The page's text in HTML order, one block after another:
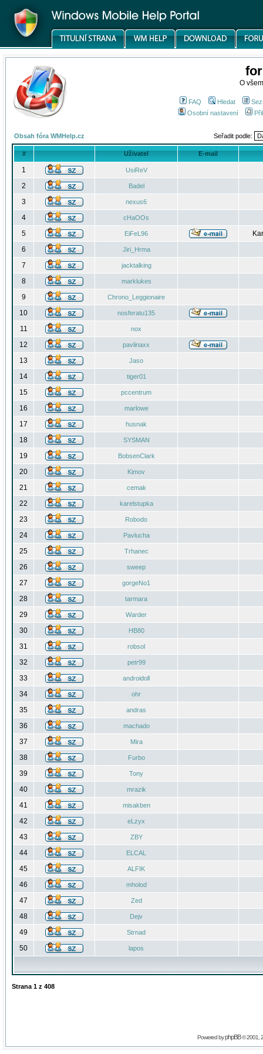
O
FAQ Hledat
Osobní nastavení
Obsah fóra WMHelp.cz Seřadit podle:
# Uživatel E-mail
1 UsiReV
2 Badel
3 nexus6
4 cHaOOs
5 EiFeL96
6
Jiri_Hrma
7 jacktalking
8 marklukes
9 Chrono_Leggionaire
10 nosferatu135
11 nox
12 pavlinaxx
13 Jaso
14 tiger01
15 pccentrum
16 marlowe
17 husnak
18 SYSMAN
19 BobsenClark
20 Kimov
21 cemak
22 karelstupka
23 Robodo
24 Pavlucha
25 Trhanec
26 sweep
27 gorgeNo1
28 tarmara
29 Warder
30 HB80
31 robsol
32 petr99
33 androidoll
34 ohr
35 andras
36 machado
37 Mira
38 Furbo
39 Tony
40 mrazik
41 misakben
42 eLzyx
43 ZBY
44 ELCAL
45 ALFIK
46 mholod
47 Zed
48 Dejv
49 Strnad
50 lapos
Strana 1 z 408
Powered byphpBB© 2001,